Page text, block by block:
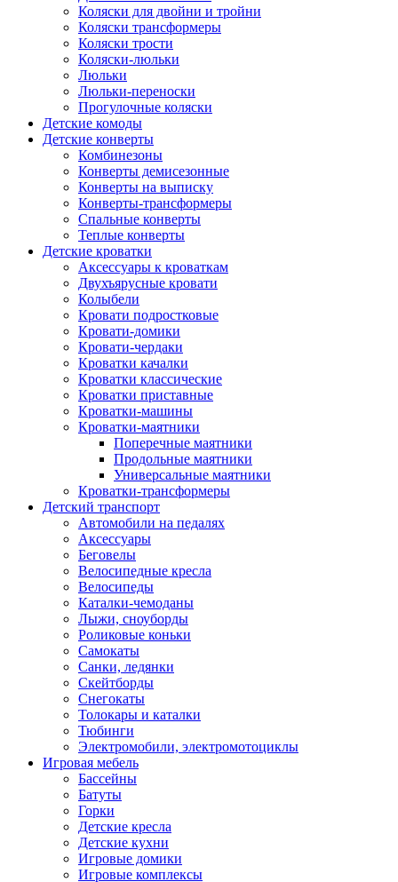
Коляски для двойни и тройни
Коляски трансформеры
Коляски трости
Коляски-люльки
Люльки
Люльки-переноски
Прогулочные коляски
Детские комоды
Детские конверты
Комбинезоны
Конверты демисезонные
Конверты на выписку
Конверты-трансформеры
Спальные конверты
Теплые конверты
Детские кроватки
Аксессуары к кроваткам
Двухъярусные кровати
Колыбели
Кровати подростковые
Кровати-домики
Кровати-чердаки
Кроватки качалки
Кроватки классические
Кроватки приставные
Кроватки-машины
Кроватки-маятники
Поперечные маятники
Продольные маятники
Универсальные маятники
Кроватки-трансформеры
Детский транспорт
Автомобили на педалях
Аксессуары
Беговелы
Велосипедные кресла
Велосипеды
Каталки-чемоданы
Лыжи, сноуборды
Роликовые коньки
Самокаты
Санки, ледянки
Скейтборды
Снегокаты
Толокары и каталки
Тюбинги
Электромобили, электромотоциклы
Игровая мебель
Бассейны
Батуты
Горки
Детские кресла
Детские кухни
Игровые домики
Игровые комплексы